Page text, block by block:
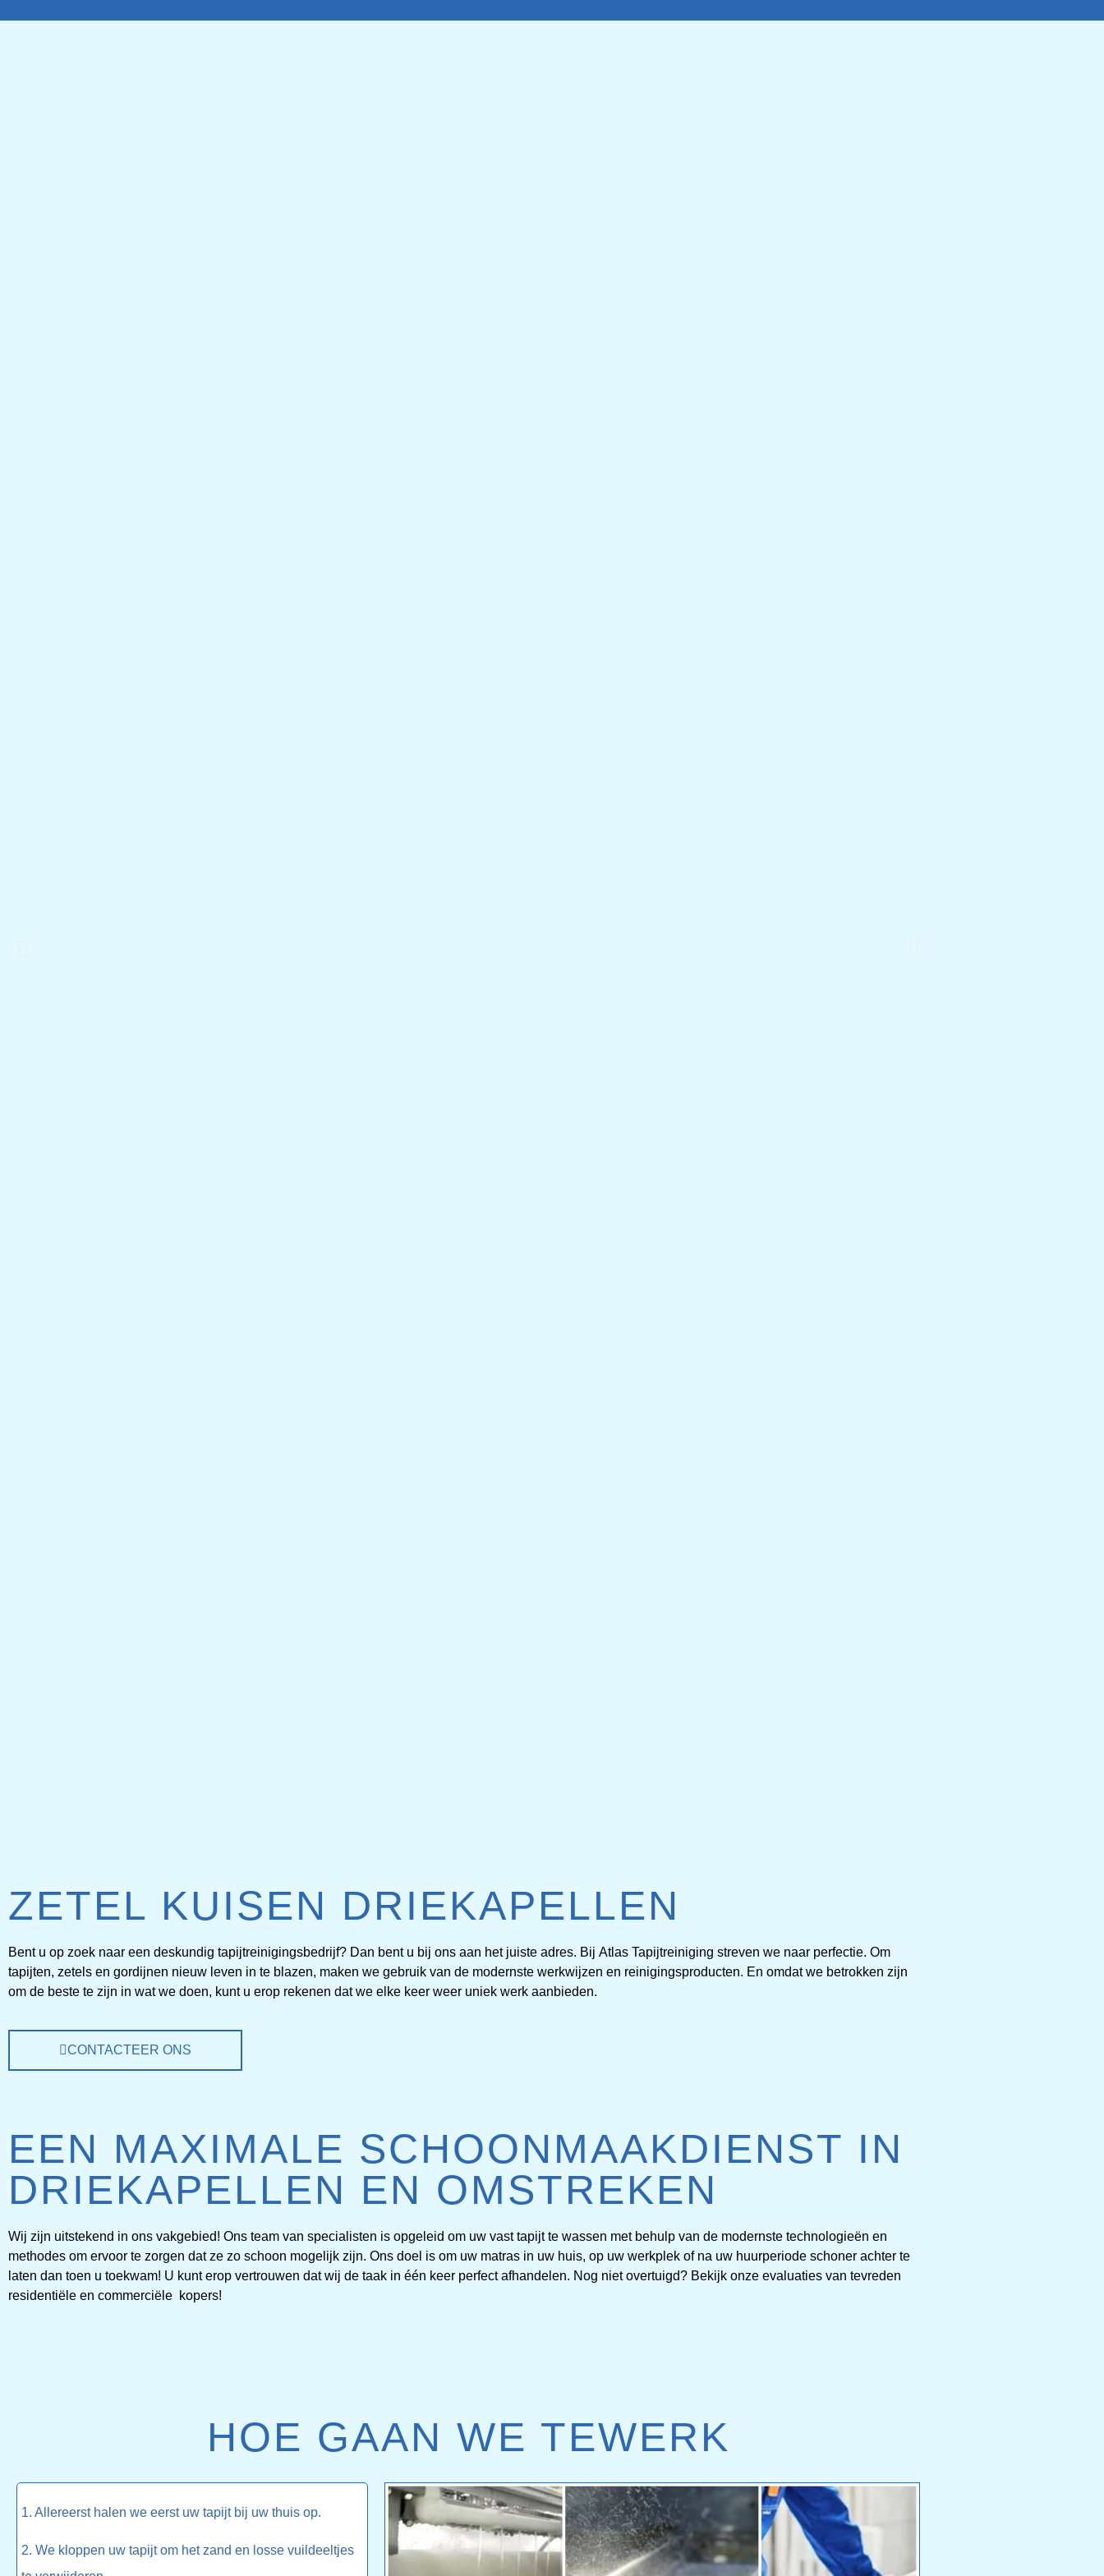
VLOERKLEED
REINIGEN
VLOERKLEED REINIGEN DOOR
PRIJZEN
ZETEL KUISEN DRIEKAPELLEN
Bent u op zoek naar een deskundig tapijtreinigingsbedrijf? Dan bent u bij ons aan het juiste adres. Bij Atlas Tapijtreiniging streven we naar perfectie. Om
tapijten, zetels en gordijnen nieuw leven in te blazen, maken we gebruik van de modernste werkwijzen en reinigingsproducten. En omdat we betrokken zijn
om de beste te zijn in wat we doen, kunt u erop rekenen dat we elke keer weer uniek werk aanbieden.
CONTACTEER ONS
EEN MAXIMALE SCHOONMAAKDIENST IN
DRIEKAPELLEN EN OMSTREKEN
Wij zijn uitstekend in ons vakgebied! Ons team van specialisten is opgeleid om uw vast tapijt te wassen met behulp van de modernste technologieën en
methodes om ervoor te zorgen dat ze zo schoon mogelijk zijn. Ons doel is om uw matras in uw huis, op uw werkplek of na uw huurperiode schoner achter te
laten dan toen u toekwam! U kunt erop vertrouwen dat wij de taak in één keer perfect afhandelen. Nog niet overtuigd? Bekijk onze evaluaties van tevreden
residentiële en commerciële kopers!
HOE GAAN WE TEWERK
1. Allereerst halen we eerst uw tapijt bij uw thuis op.
2. We kloppen uw tapijt om het zand en losse vuildeeltjes